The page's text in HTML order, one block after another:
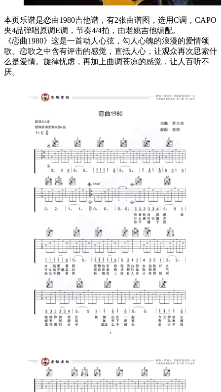
本页乐谱是恋曲1980吉他谱，有2张曲谱图，选用C调，CAPO
夹4品弹唱原调E调，节奏4/4拍，由老姚吉他编配。
《恋曲1980》这是一首动人心弦，勾人心魄的浪漫的爱情颂
歌。恋歌之中含有评击的感觉，直抵人心，让观众再次思索什
么是爱情。旋律忧虑，再加上曲调苍凉的感觉，让人百听不
厌。